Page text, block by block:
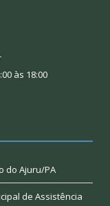
às 18:00
do Ajuru/PA
de Assistência